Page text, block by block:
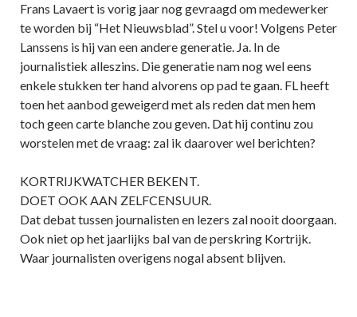
Frans Lavaert is vorig jaar nog gevraagd om medewerker
te worden bij “Het Nieuwsblad”. Stel u voor! Volgens Peter
Lanssens is hij van een andere generatie. Ja. In de
journalistiek alleszins. Die generatie nam nog wel eens
enkele stukken ter hand alvorens op pad te gaan. FL heeft
toen het aanbod geweigerd met als reden dat men hem
toch geen carte blanche zou geven. Dat hij continu zou
worstelen met de vraag: zal ik daarover wel berichten?
KORTRIJKWATCHER BEKENT.
DOET OOK AAN ZELFCENSUUR.
Dat debat tussen journalisten en lezers zal nooit doorgaan.
Ook niet op het jaarlijks bal van de perskring Kortrijk.
Waar journalisten overigens nogal absent blijven.